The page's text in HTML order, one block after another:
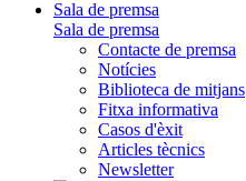
Sala de premsa
Sala de premsa
Contacte de premsa
Notícies
Biblioteca de mitjans
Fitxa informativa
Casos d'èxit
Articles tècnics
Newsletter